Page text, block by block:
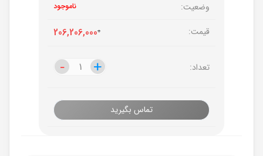
وضعیت: ناموجود
قیمت: 206,206,0000
تعداد: +
- +
-
تماس بگیرید